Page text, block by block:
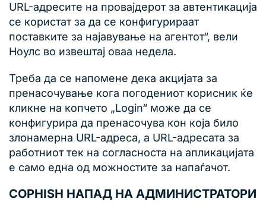
URL-адресите на провајдерот за автентикација
се користат за да се конфигурираат
поставките за најавување на агентот“, вели
Ноулс во извештај оваа недела.
Треба да се напомене дека акцијата за
пренасочување кога погодениот корисник ќе
кликне на копчето „Login“ може да се
конфигурира да пренасочува кон која било
злонамерна URL-адреса, а URL-адресата за
работниот тек на согласноста на апликацијата
е само една од можностите за напаѓачот.
COPHISH НАПАД НА АДМИНИСТРАТОРИ